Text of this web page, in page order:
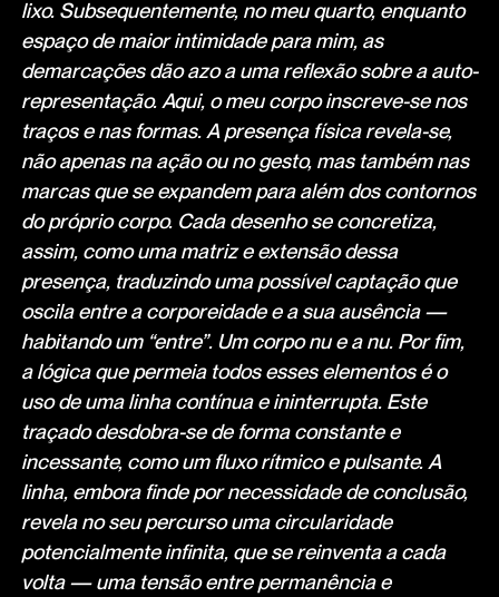
lixo. Subsequentemente, no meu quarto, enquanto
espaço de maior intimidade para mim, as
demarcações dão azo a uma reflexão sobre a auto-
representação. Aqui, o meu corpo inscreve-se nos
traços e nas formas. A presença física revela-se,
não apenas na ação ou no gesto, mas também nas
marcas que se expandem para além dos contornos
do próprio corpo. Cada desenho se concretiza,
assim, como uma matriz e extensão dessa
presença, traduzindo uma possível captação que
oscila entre a corporeidade e a sua ausência —
habitando um “entre”. Um corpo nu e a nu. Por fim,
a lógica que permeia todos esses elementos é o
uso de uma linha contínua e ininterrupta. Este
traçado desdobra-se de forma constante e
incessante, como um fluxo rítmico e pulsante. A
linha, embora finde por necessidade de conclusão,
revela no seu percurso uma circularidade
potencialmente infinita, que se reinventa a cada
volta — uma tensão entre permanência e